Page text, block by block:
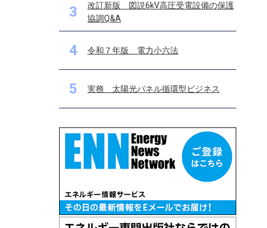
3
改訂新版 図説6kV高圧受電設備の保護
協調Q&A
4 令和７年版 電力小六法
5 実務 太陽光パネル循環型ビジネス